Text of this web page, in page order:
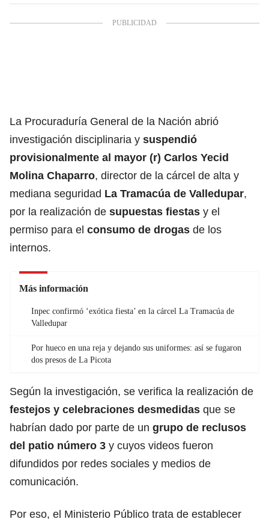
La Procuraduría General de la Nación abrió
investigación disciplinaria y suspendió
provisionalmente al mayor (r) Carlos Yecid
Molina Chaparro, director de la cárcel de alta y
mediana seguridad La Tramacúa de Valledupar,
por la realización de supuestas fiestas y el
permiso para el consumo de drogas de los
internos.
Más información
Inpec confirmó ‘exótica fiesta’ en la cárcel La Tramacúa de
Valledupar
Por hueco en una reja y dejando sus uniformes: así se fugaron
dos presos de La Picota
Según la investigación, se verifica la realización de
festejos y celebraciones desmedidas que se
habrían dado por parte de un grupo de reclusos
del patio número 3 y cuyos videos fueron
difundidos por redes sociales y medios de
comunicación.
Por eso, el Ministerio Público trata de establecer